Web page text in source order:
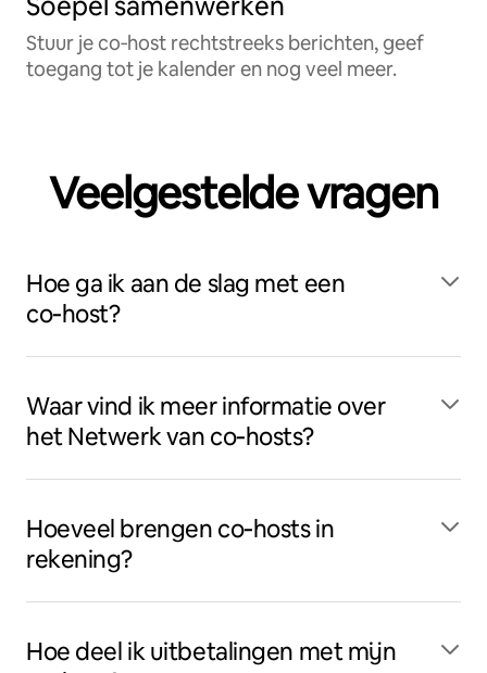
Stuur je co‑host rechtstreeks berichten, geef
toegang tot je kalender en nog veel meer.
Veelgestelde vragen
Hoe ga ik aan de slag met een
co‑host?
Waar vind ik meer informatie over
het Netwerk van co‑hosts?
Hoeveel brengen co‑hosts in
rekening?
Hoe deel ik uitbetalingen met mijn